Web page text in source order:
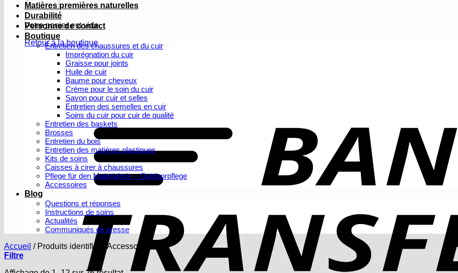
Votre panier est vide.
Retour à la boutique
Matières premières naturelles
Durabilité
Personne de contact
Boutique
Entretien des chaussures et du cuir
Imprégnation du cuir
Graisse pour joints
Huile de cuir
Baume pour cheveux
Crème pour le soin du cuir
Savon pour cuir et selles
Entretien des semelles en cuir
Soins du cuir pour cuir de qualité
Entretien des baskets
Brosses
Entretien du bois
Entretien des matières plastiques
Kits de soins
Caisses à cirer à chaussures
Pflege für den Materialmix – Outdoorpflege
Accessoires
Blog
Questions et réponses
Instructions de soins
Actualités
Communiqués de presse
Accueil /Produits identifiés “Accessoires”
Filtre